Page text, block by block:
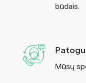
būdais.
Patogu
Mūsų